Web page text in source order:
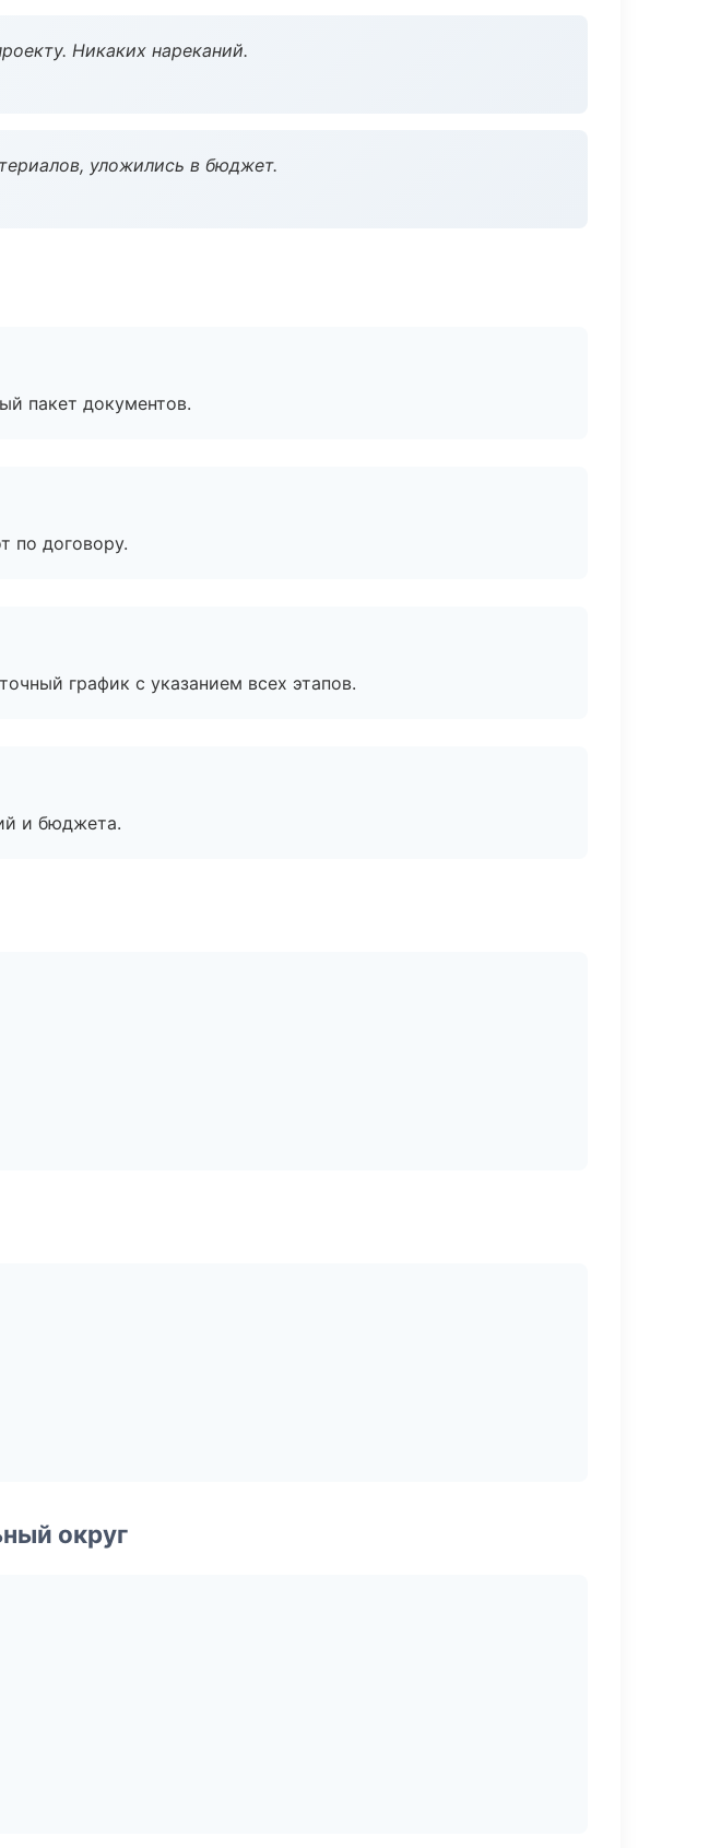
Никаких нареканий.
уложились в бюджет.
пакет документов.
по договору.
график с указанием всех этапов.
и бюджета.
округ